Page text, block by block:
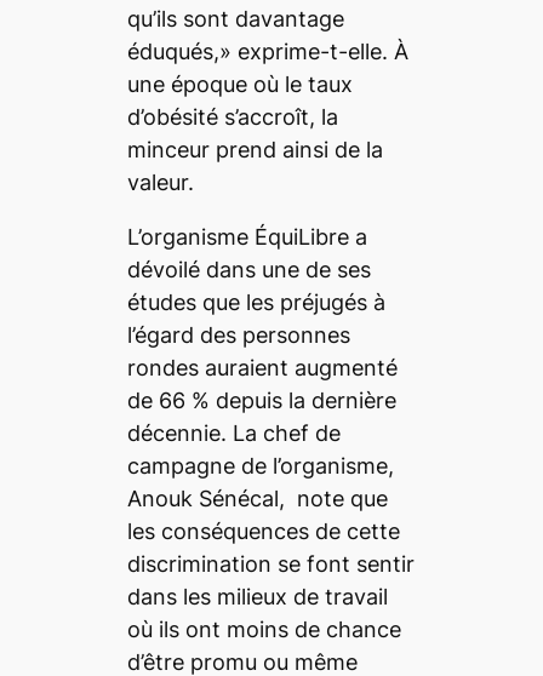
qu’ils sont davantage
éduqués,» exprime-t-elle. À
une époque où le taux
d’obésité s’accroît, la
minceur prend ainsi de la
valeur.
L’organisme ÉquiLibre a
dévoilé dans une de ses
études que les préjugés à
l’égard des personnes
rondes auraient augmenté
de 66 % depuis la dernière
décennie. La chef de
campagne de l’organisme,
Anouk Sénécal, note que
les conséquences de cette
discrimination se font sentir
dans les milieux de travail
où ils ont moins de chance
d’être promu ou même